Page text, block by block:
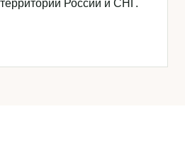
России и СНГ.